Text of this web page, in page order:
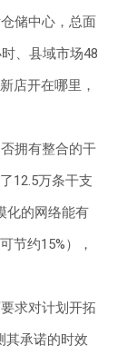
储中心，总面
、县域市场48
店开在哪里，
拥有整合的干
12.5万条干支
化的网络能有
节约15%），
求对计划开拓
其承诺的时效